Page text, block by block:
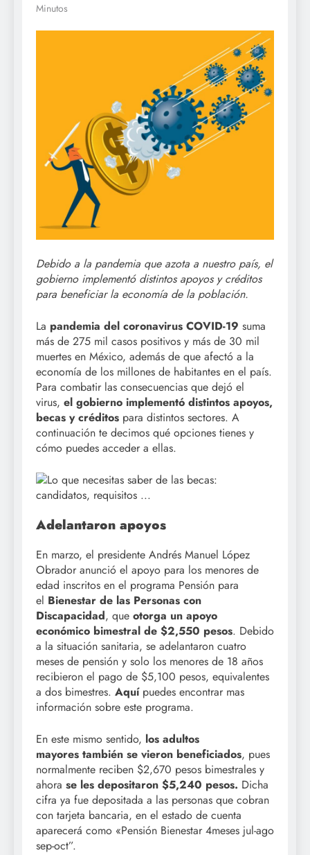
Minutos
Debido a la pandemia que azota a nuestro país, el
gobierno implementó distintos apoyos y créditos
para beneficiar la economía de la población.
La pandemia del coronavirus COVID-19 suma
más de 275 mil casos positivos y más de 30 mil
muertes en México, además de que afectó a la
economía de los millones de habitantes en el país.
Para combatir las consecuencias que dejó el
virus, el gobierno implementó distintos apoyos,
becas y créditos para distintos sectores. A
continuación te decimos qué opciones tienes y
cómo puedes acceder a ellas.
Adelantaron apoyos
En marzo, el presidente Andrés Manuel López
Obrador anunció el apoyo para los menores de
edad inscritos en el programa Pensión para
el Bienestar de las Personas con
Discapacidad, que otorga un apoyo
económico bimestral de $2,550 pesos. Debido
a la situación sanitaria, se adelantaron cuatro
meses de pensión y solo los menores de 18 años
recibieron el pago de $5,100 pesos, equivalentes
a dos bimestres. Aquípuedes encontrar mas
información sobre este programa.
En este mismo sentido, los adultos
mayores también se vieron beneficiados, pues
normalmente reciben $2,670 pesos bimestrales y
ahora se les depositaron $5,240 pesos. Dicha
cifra ya fue depositada a las personas que cobran
con tarjeta bancaria, en el estado de cuenta
aparecerá como «Pensión Bienestar 4meses jul-ago
sep-oct”.